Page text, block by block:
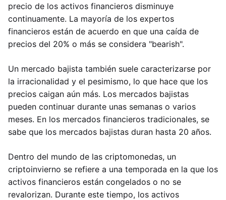
precio de los activos financieros disminuye
continuamente. La mayoría de los expertos
financieros están de acuerdo en que una caída de
precios del 20% o más se considera "bearish".
Un mercado bajista también suele caracterizarse por
la irracionalidad y el pesimismo, lo que hace que los
precios caigan aún más. Los mercados bajistas
pueden continuar durante unas semanas o varios
meses. En los mercados financieros tradicionales, se
sabe que los mercados bajistas duran hasta 20 años.
Dentro del mundo de las criptomonedas, un
criptoinvierno se refiere a una temporada en la que los
activos financieros están congelados o no se
revalorizan. Durante este tiempo, los activos